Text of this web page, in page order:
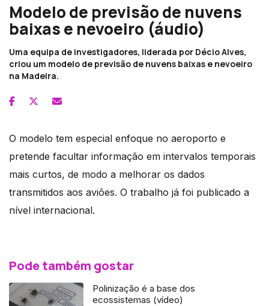
Modelo de previsão de nuvens
baixas e nevoeiro (áudio)
Uma equipa de investigadores, liderada por Décio Alves,
criou um modelo de previsão de nuvens baixas e nevoeiro
na Madeira.
O modelo tem especial enfoque no aeroporto e
pretende facultar informação em intervalos temporais
mais curtos, de modo a melhorar os dados
transmitidos aos aviões. O trabalho já foi publicado a
nível internacional.
Pode também gostar
Polinização é a base dos
ecossistemas (vídeo)